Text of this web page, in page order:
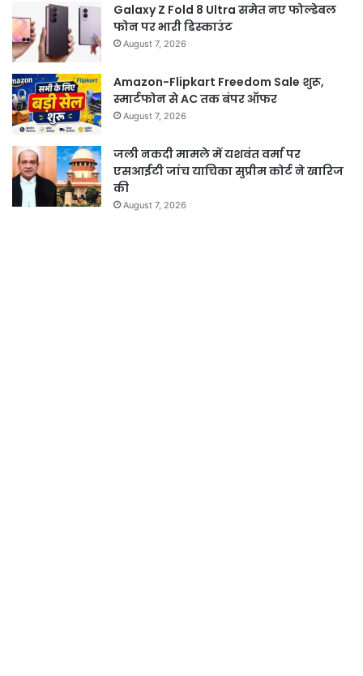
Galaxy Z Fold 8 Ultra समेत नए फोल्डेबल
फोन पर भारी डिस्काउंट
August 7, 2026
Amazon-Flipkart Freedom Sale शुरू,
स्मार्टफोन से AC तक बंपर ऑफर
August 7, 2026
जली नकदी मामले में यशवंत वर्मा पर
एसआईटी जांच याचिका सुप्रीम कोर्ट ने खारिज
की
August 7, 2026